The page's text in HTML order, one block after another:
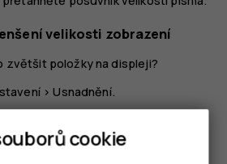
velikosti zobrazení
zvětšit položky na displeji?
>Usnadnění.
velikost. cookie